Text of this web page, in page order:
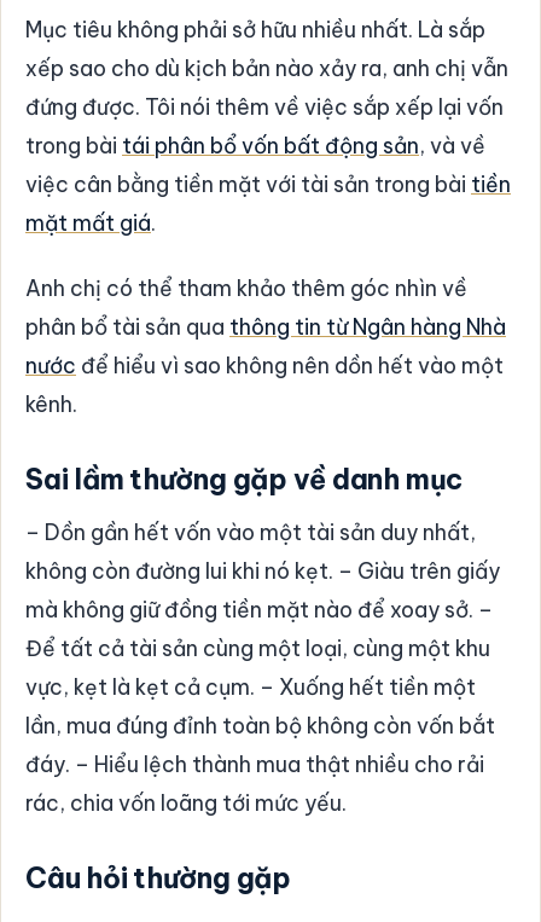
Mục tiêu không phải sở hữu nhiều nhất. Là sắp
xếp sao cho dù kịch bản nào xảy ra, anh chị vẫn
đứng được. Tôi nói thêm về việc sắp xếp lại vốn
trong bài tái phân bổ vốn bất động sản, và về
việc cân bằng tiền mặt với tài sản trong bài tiền
mặt mất giá.
Anh chị có thể tham khảo thêm góc nhìn về
phân bổ tài sản qua thông tin từ Ngân hàng Nhà
nước để hiểu vì sao không nên dồn hết vào một
kênh.
Sai lầm thường gặp về danh mục
– Dồn gần hết vốn vào một tài sản duy nhất,
không còn đường lui khi nó kẹt. – Giàu trên giấy
mà không giữ đồng tiền mặt nào để xoay sở. –
Để tất cả tài sản cùng một loại, cùng một khu
vực, kẹt là kẹt cả cụm. – Xuống hết tiền một
lần, mua đúng đỉnh toàn bộ không còn vốn bắt
đáy. – Hiểu lệch thành mua thật nhiều cho rải
rác, chia vốn loãng tới mức yếu.
Câu hỏi thường gặp